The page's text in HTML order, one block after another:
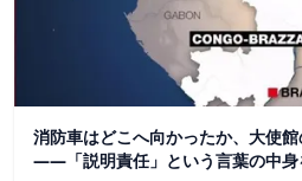
消防車はどこへ向かったか、大使
——「説明責任」という言葉の中身